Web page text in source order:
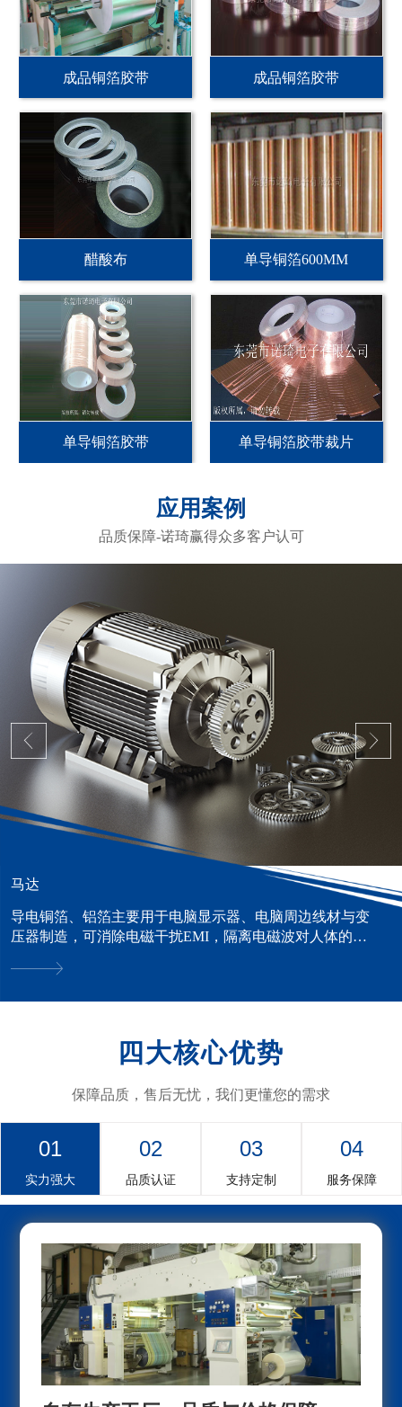
成品铜箔胶带 成品铜箔胶带
醋酸布 单导铜箔600MM
单导铜箔胶带 单导铜箔胶带裁片
应用案例
品质保障-诺琦赢得众多客户认可
马达
导电铜箔、铝箔主要用于电脑显示器、电脑周边线材与变
压器制造，可消除电磁干扰EMI，隔离电磁波对人体的危
四大核心优势
保障品质，售后无忧，我们更懂您的需求
01
实力强大
02
品质认证
03
支持定制
04
服务保障